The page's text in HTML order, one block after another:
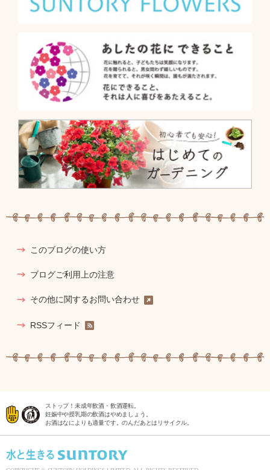
このブログの使い方
ブログご利用上の注意
その他に関するお問い合わせ
RSSフィード
ストップ！未成年飲酒・飲酒運転。
妊娠中や授乳期の飲酒はやめましょう。
お酒はなによりも適量です。のんだあとはリサイクル。